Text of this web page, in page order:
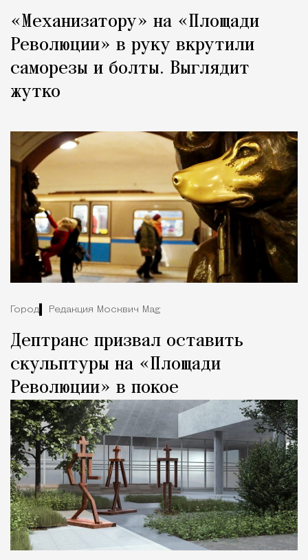
«Механизатору» на «Площади
Революции» в руку вкрутили
саморезы и болты. Выглядит
жутко
Город Редакция Москвич Mag
Дептранс призвал оставить
скульптуры на «Площади
Революции» в покое